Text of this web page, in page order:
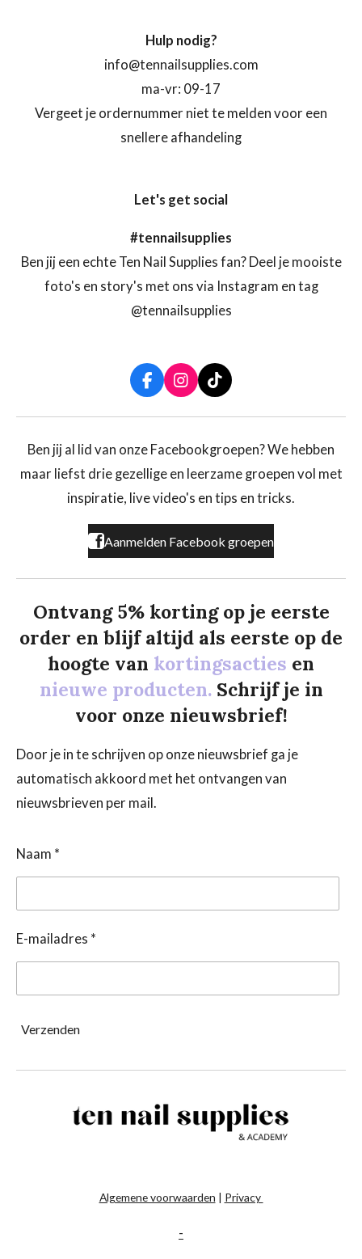
Hulp nodig?
info@tennailsupplies.com
ma-vr: 09-17
Vergeet je ordernummer niet te melden voor een
snellere afhandeling
Let's get social
#tennailsupplies
Ben jij een echte Ten Nail Supplies fan? Deel je mooiste
foto's en story's met ons via Instagram en tag
@tennailsupplies
F
a
c
b
o
k
I
n
s
a
r
a
T
i
k
o
Ben jij al lid van onze Facebookgroepen? We hebben
maar liefst drie gezellige en leerzame groepen vol met
inspiratie, live video's en tips en tricks.
Aanmelden Facebook groepen
Ontvang 5% korting op je eerste
order en blijf altijd als eerste op de
hoogte van kortingsacties en
nieuwe producten. Schrijf je in
voor onze nieuwsbrief!
Door je in te schrijven op onze nieuwsbrief ga je
automatisch akkoord met het ontvangen van
nieuwsbrieven per mail.
Naam *
E-mailadres *
Verzenden
Algemene voorwaarden | Privacy
-